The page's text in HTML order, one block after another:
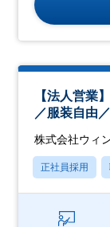
【法人営業
／服装自由
株式会社ウィ
正社員採用